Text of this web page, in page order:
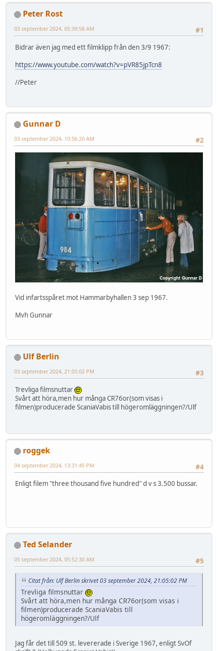
Peter Rost
#1
03 september 2024, 05:39:58 AM
Bidrar även jag med ett filmklipp från den 3/9 1967:
https://www.youtube.com/watch?v=pVR85jpTcn8
//Peter
Gunnar D
#2
03 september 2024, 10:56:20 AM
Vid infartsspåret mot Hammarbyhallen 3 sep 1967.
Mvh Gunnar
Ulf Berlin
#3
03 september 2024, 21:05:02 PM
Trevliga filmsnuttar
Svårt att höra,men hur många CR76or(som visas i
filmen)producerade ScaniaVabis till högeromläggningen?/Ulf
roggek
#4
04 september 2024, 13:31:45 PM
Enligt filem "three thousand five hundred" d v s 3.500 bussar.
Ted Selander
#5
05 september 2024, 05:52:30 AM
Citat från: Ulf Berlin skrivet 03 september 2024, 21:05:02 PM
Trevliga filmsnuttar
Svårt att höra,men hur många CR76or(som visas i
filmen)producerade ScaniaVabis till
högeromläggningen?/Ulf
Jag får det till 509 st. levererade i Sverige 1967, enligt SvOf